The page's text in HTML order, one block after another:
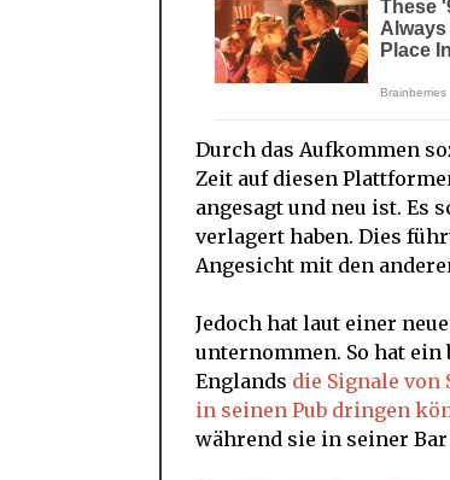
Durch das Aufkommen
Zeit auf diesen
angesagt und neu ist. Es
verlagert haben. Dies
Angesicht mit den
Jedoch hat laut einer
unternommen. So hat ein
Englands die Signale von
in seinen Pub dringen
während sie in seiner